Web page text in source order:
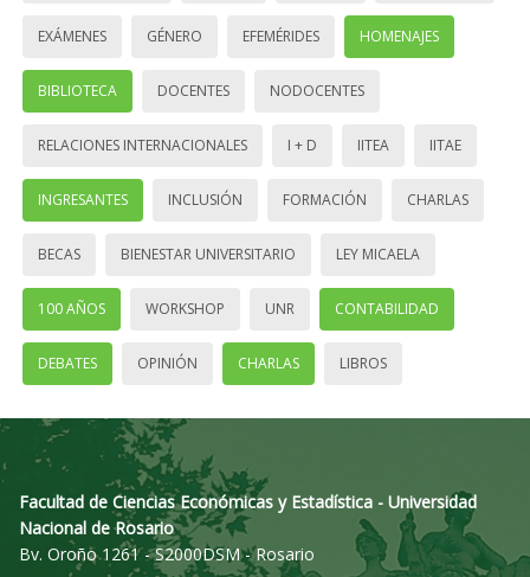
EXÁMENES GÉNERO EFEMÉRIDES HOMENAJES
BIBLIOTECA DOCENTES NODOCENTES
RELACIONES INTERNACIONALES I + D IITEA IITAE
INGRESANTES INCLUSIÓN FORMACIÓN CHARLAS
BECAS BIENESTAR UNIVERSITARIO LEY MICAELA
100 AÑOS WORKSHOP UNR CONTABILIDAD
DEBATES OPINIÓN CHARLAS LIBROS
Facultad de Ciencias Económicas y Estadística - Universidad
Nacional de Rosario
Bv. Oroño 1261 - S2000DSM - Rosario